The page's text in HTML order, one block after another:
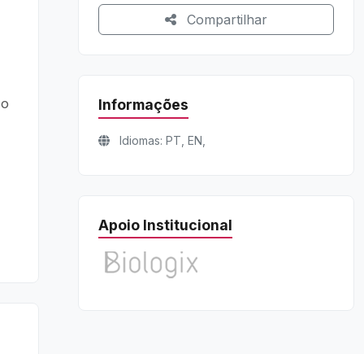
Compartilhar
Informações
Idiomas: PT, EN,
Apoio Institucional